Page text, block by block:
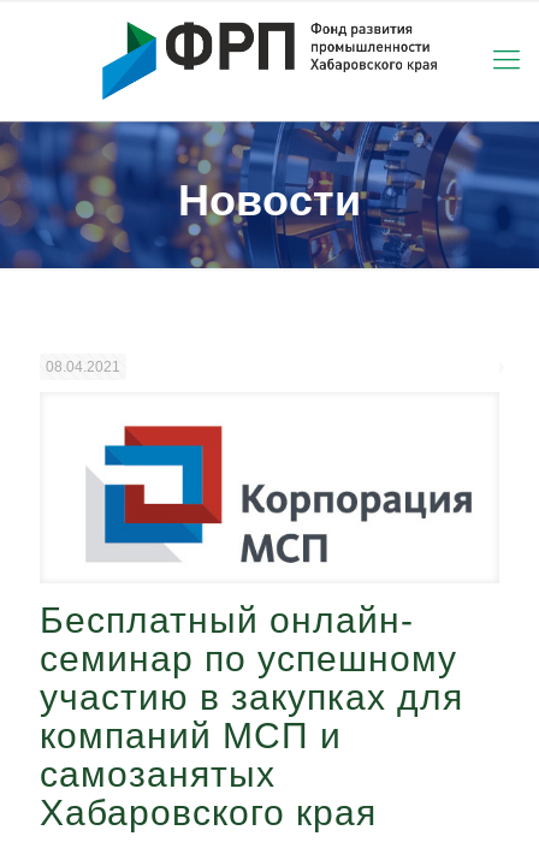
Новости
08.04.2021
Бесплатный онлайн-
семинар по успешному
участию в закупках для
компаний МСП и
самозанятых
Хабаровского края